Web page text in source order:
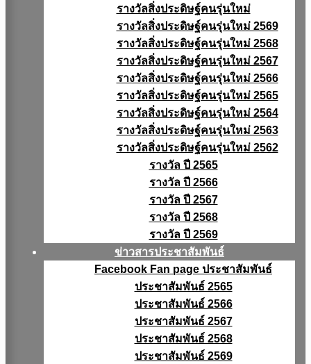
รางวัลสิ่งประดิษฐ์คนรุ่นใหม่
รางวัลสิ่งประดิษฐ์คนรุ่นใหม่ 2569
รางวัลสิ่งประดิษฐ์คนรุ่นใหม่ 2568
รางวัลสิ่งประดิษฐ์คนรุ่นใหม่ 2567
รางวัลสิ่งประดิษฐ์คนรุ่นใหม่ 2566
รางวัลสิ่งประดิษฐ์คนรุ่นใหม่ 2565
รางวัลสิ่งประดิษฐ์คนรุ่นใหม่ 2564
รางวัลสิ่งประดิษฐ์คนรุ่นใหม่ 2563
รางวัลสิ่งประดิษฐ์คนรุ่นใหม่ 2562
รางวัล ปี 2565
รางวัล ปี 2566
รางวัล ปี 2567
รางวัล ปี 2568
รางวัล ปี 2569
ข่าวสารประชาสัมพันธ์
Facebook Fan page ประชาสัมพันธ์
ประชาสัมพันธ์ 2565
ประชาสัมพันธ์ 2566
ประชาสัมพันธ์ 2567
ประชาสัมพันธ์ 2568
ประชาสัมพันธ์ 2569